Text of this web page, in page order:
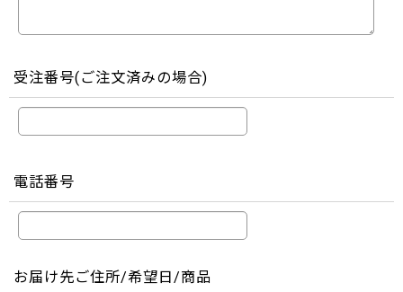
受注番号(ご注文済みの場合)
電話番号
お届け先ご住所/希望日/商品